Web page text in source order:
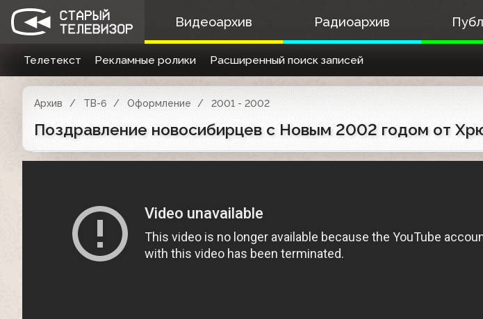
Видеоархив Радиоархив
Телетекст Рекламные ролики Расширенный поиск записей
Архив ТВ-6 Оформление 2001 - 2002
Поздравление новосибирцев с Новым 2002 годом от